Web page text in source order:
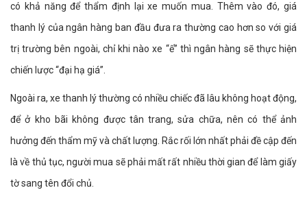
có khả năng để thẩm định lại xe muốn mua. Thêm vào đó, giá
thanh lý của ngân hàng ban đầu đưa ra thường cao hơn so với giá
trị trường bên ngoài, chỉ khi nào xe “ế” thì ngân hàng sẽ thực hiện
chiến lược “đại hạ giá”.
Ngoài ra, xe thanh lý thường có nhiều chiếc đã lâu không hoạt động,
để ở kho bãi không được tân trang, sửa chữa, nên có thể ảnh
hưởng đến thẩm mỹ và chất lượng. Rắc rối lớn nhất phải đề cập đến
là về thủ tục, người mua sẽ phải mất rất nhiều thời gian để làm giấy
tờ sang tên đổi chủ.